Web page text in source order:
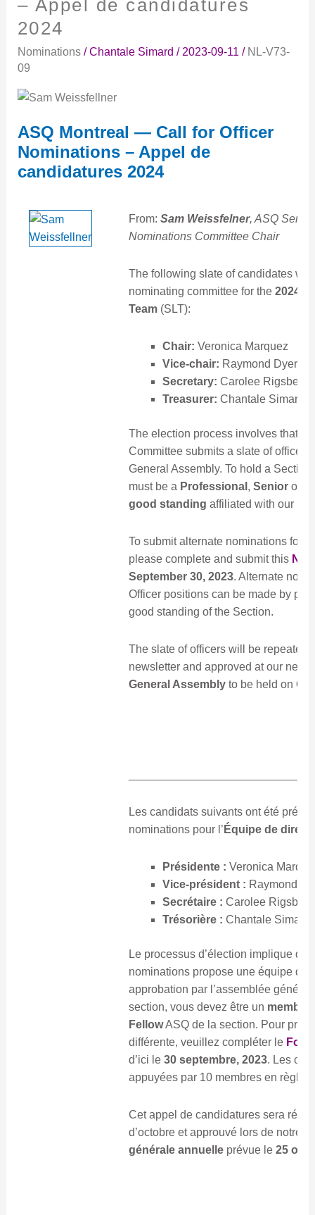
– Appel de candidatures
2024
Nominations/Chantale Simard / 2023-09-11 / NL-V73-
09
ASQ Montreal — Call for Officer
Nominations – Appel de
candidatures 2024
From: Sam Weissfelner, ASQ
Nominations Committee Chair
The following slate of candidates
nominating committee for the 2024
Team(SLT):
Chair: Veronica Marquez
Vice-chair: Raymond Dyer
Secretary: Carolee Rigsbee
Treasurer: Chantale Simard
The election process involves that
Committee submits a slate of officers
General Assembly. To hold a
must be a Professional , Senioror
good standing affiliated with our
To submit alternate nominations for
please complete and submit this
September 30, 2023. Alternate
Officer positions can be made by
good standing of the Section.
The slate of officers will be repeated
newsletter and approved at our next
General Assemblyto be held on
Les candidats suivants ont été
nominations pour l’ Équipe de
Présidente : Veronica
Vice-président : Raymond
Secrétaire : Carolee Rigsbee
Trésorière : Chantale Simard
Le processus d’élection implique
nominations propose une équipe de
approbation par l’assemblée
section, vous devez être un membre
FellowASQ de la section. Pour
différente, veuillez compléter le
d’ici le 30 septembre, 2023. Les
appuyées par 10 membres en règle
Cet appel de candidatures sera
d’octobre et approuvé lors de notre
générale annuelleprévue le 25
Officer
Nominations
–
Appel
candidatures